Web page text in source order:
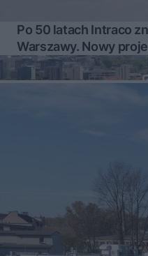
Po 50 latach Intraco
Warszawy. Nowy